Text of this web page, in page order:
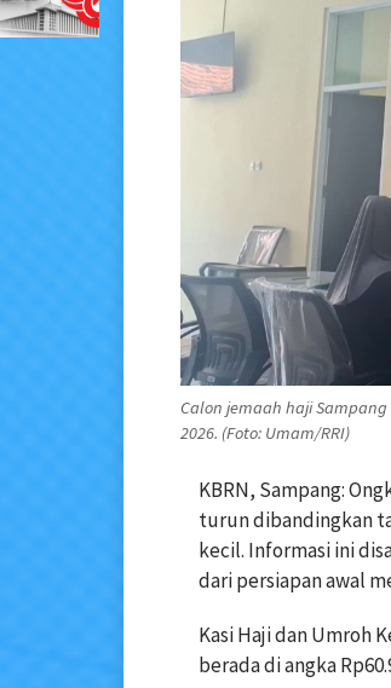
Calon jemaah haji
2026. (Foto: Umam/RRI)
KBRN, Sampang:
turun dibandingkan
kecil. Informasi ini
dari persiapan awal
Kasi Haji dan Umroh
berada di angka